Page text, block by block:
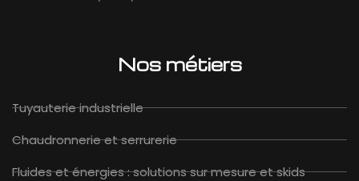
Nos métiers
Tuyauterie industrielle
Chaudronnerie et serrurerie
Fluides et énergies : solutions sur mesure et skids